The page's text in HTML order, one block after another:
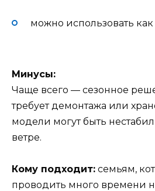
можно использовать
Минусы:
Чаще всего — сезонное
требует демонтажа или
модели могут быть
ветре.
Кому подходит: семьям,
проводить много времени